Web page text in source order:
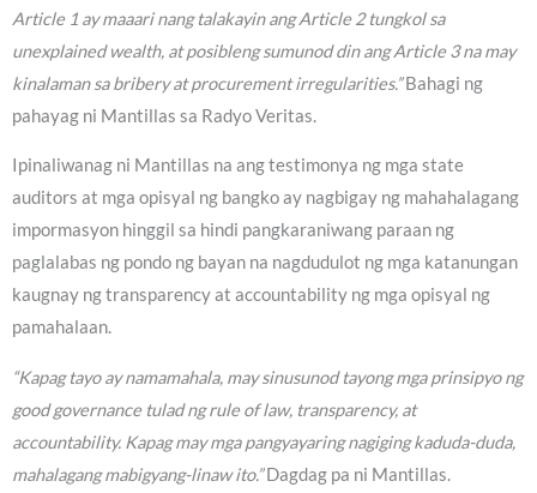
Article 1 ay maaari nang talakayin ang Article 2 tungkol sa
unexplained wealth, at posibleng sumunod din ang Article 3 na may
kinalaman sa bribery at procurement irregularities.”Bahagi ng
pahayag ni Mantillas sa Radyo Veritas.
Ipinaliwanag ni Mantillas na ang testimonya ng mga state
auditors at mga opisyal ng bangko ay nagbigay ng mahahalagang
impormasyon hinggil sa hindi pangkaraniwang paraan ng
paglalabas ng pondo ng bayan na nagdudulot ng mga katanungan
kaugnay ng transparency at accountability ng mga opisyal ng
pamahalaan.
“Kapag tayo ay namamahala, may sinusunod tayong mga prinsipyo ng
good governance tulad ng rule of law, transparency, at
accountability. Kapag may mga pangyayaring nagiging kaduda-duda,
mahalagang mabigyang-linaw ito.”Dagdag pa ni Mantillas.